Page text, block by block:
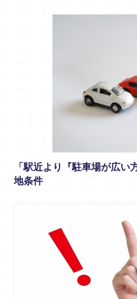
「駅近より『駐車場が広い
地条件